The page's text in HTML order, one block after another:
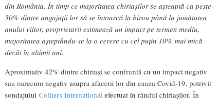
din România. În timp ce majoritatea chiriașilor se așteaptă ca peste
50% dintre angajații lor să se întoarcă la birou până la jumătatea
anului viitor, proprietarii estimează un impact pe termen mediu,
majoritatea așteptându-se la o cerere cu cel puțin 10% mai mică
decât în ultimii ani.
Aproximativ 42% dintre chiriași se confruntă cu un impact negativ
sau oarecum negativ asupra afacerii lor din cauza Covid-19, potrivit
sondajului Colliers International efectuat în rândul chiriașilor. În